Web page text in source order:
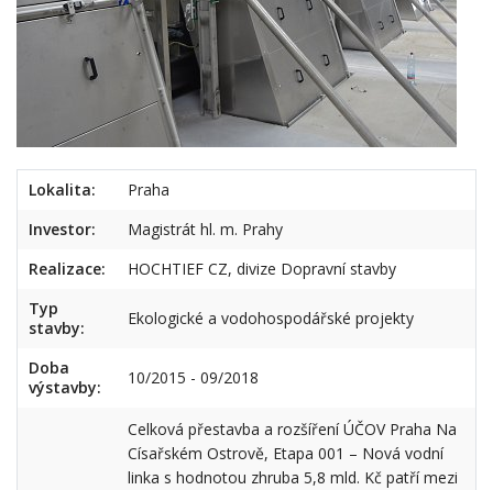
Lokalita:
Praha
Investor:
Magistrát hl. m. Prahy
Realizace:
HOCHTIEF CZ, divize Dopravní stavby
Typ
stavby:
Ekologické a vodohospodářské projekty
Doba
výstavby:
10/2015 - 09/2018
Celková přestavba a rozšíření ÚČOV Praha Na
Císařském Ostrově, Etapa 001 – Nová vodní
linka s hodnotou zhruba 5,8 mld. Kč patří mezi